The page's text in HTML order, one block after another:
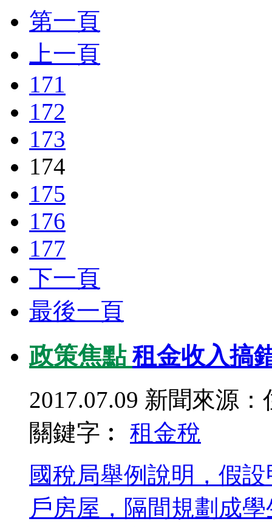
第一頁
上一頁
171
172
173
174
175
176
177
下一頁
最後一頁
政策焦點租金收入搞
2017.07.09 新聞來源：
關鍵字︰ 租金稅
國稅局舉例說明，假
戶房屋，隔間規劃成